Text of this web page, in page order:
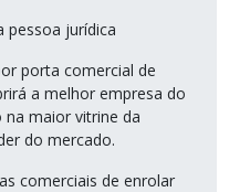
pessoa jurídica
porta comercial de
a melhor empresa do
maior vitrine da
do mercado.
comerciais de enrolar